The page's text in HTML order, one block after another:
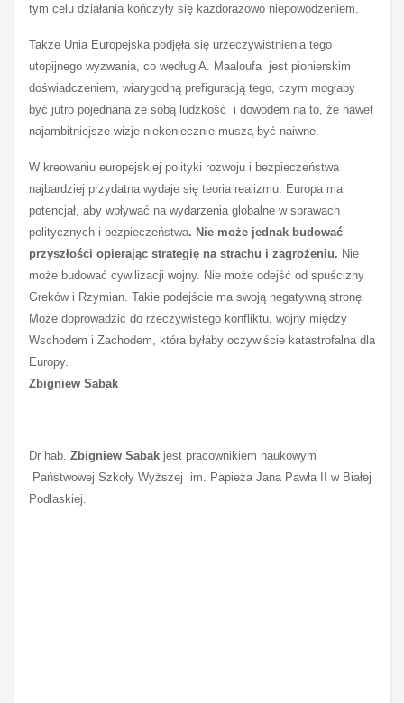
tym celu działania kończyły się każdorazowo niepowodzeniem.
Także Unia Europejska podjęła się urzeczywistnienia tego
utopijnego wyzwania, co według A. Maaloufa jest pionierskim
doświadczeniem, wiarygodną prefiguracją tego, czym mogłaby
być jutro pojednana ze sobą ludzkość i dowodem na to, że nawet
najambitniejsze wizje niekoniecznie muszą być naiwne.
W kreowaniu europejskiej polityki rozwoju i bezpieczeństwa
najbardziej przydatna wydaje się teoria realizmu. Europa ma
potencjał, aby wpływać na wydarzenia globalne w sprawach
politycznych i bezpieczeństwa. Nie może jednak budować
przyszłości opierając strategię na strachu i zagrożeniu. Nie
może budować cywilizacji wojny. Nie może odejść od spuścizny
Greków i Rzymian. Takie podejście ma swoją negatywną stronę.
Może doprowadzić do rzeczywistego konfliktu, wojny między
Wschodem i Zachodem, która byłaby oczywiście katastrofalna dla
Europy.
Zbigniew Sabak
Dr hab. Zbigniew Sabak jest pracownikiem naukowym
Państwowej Szkoły Wyższej im. Papieża Jana Pawła II w Białej
Podlaskiej.